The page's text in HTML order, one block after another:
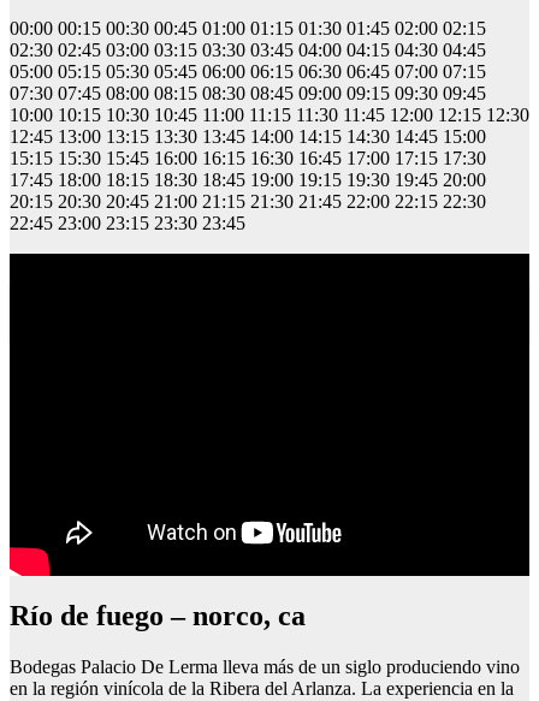
00:00 00:15 00:30 00:45 01:00 01:15 01:30 01:45 02:00 02:15
02:30 02:45 03:00 03:15 03:30 03:45 04:00 04:15 04:30 04:45
05:00 05:15 05:30 05:45 06:00 06:15 06:30 06:45 07:00 07:15
07:30 07:45 08:00 08:15 08:30 08:45 09:00 09:15 09:30 09:45
10:00 10:15 10:30 10:45 11:00 11:15 11:30 11:45 12:00 12:15 12:30
12:45 13:00 13:15 13:30 13:45 14:00 14:15 14:30 14:45 15:00
15:15 15:30 15:45 16:00 16:15 16:30 16:45 17:00 17:15 17:30
17:45 18:00 18:15 18:30 18:45 19:00 19:15 19:30 19:45 20:00
20:15 20:30 20:45 21:00 21:15 21:30 21:45 22:00 22:15 22:30
22:45 23:00 23:15 23:30 23:45
Río de fuego – norco, ca
Bodegas Palacio De Lerma lleva más de un siglo produciendo vino
en la región vinícola de la Ribera del Arlanza. La experiencia en la